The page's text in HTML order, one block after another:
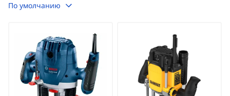
По умолчанию